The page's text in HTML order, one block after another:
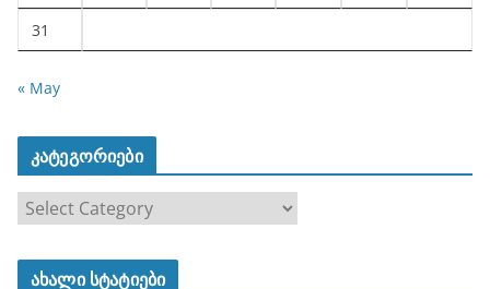
31
« May
კატეგორიები
ტ
ახალი სტატიები